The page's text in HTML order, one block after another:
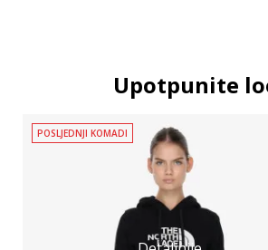
Upotpunite
POSLJEDNJI KOMADI